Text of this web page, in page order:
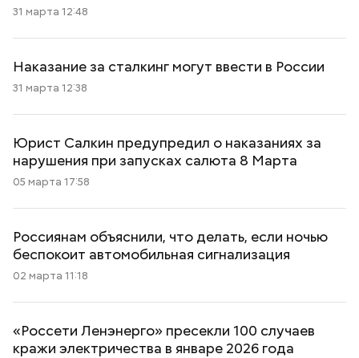
31 марта 12:48
Наказание за сталкинг могут ввести в России
31 марта 12:38
Юрист Салкин предупредил о наказаниях за
нарушения при запусках салюта 8 Марта
05 марта 17:58
Россиянам объяснили, что делать, если ночью
беспокоит автомобильная сигнализация
02 марта 11:18
«Россети Ленэнерго» пресекли 100 случаев
кражи электричества в январе 2026 года